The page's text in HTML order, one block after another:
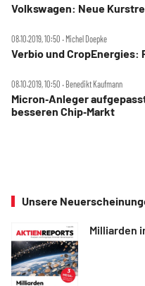
Volkswagen: Neue
08.10.2019, 10:50 ‧ Michel Doepke
Verbio und
08.10.2019, 10:50 ‧ Benedikt Kaufmann
Micron‑Anleger
besseren Chip‑Markt
Unsere
Milliarden